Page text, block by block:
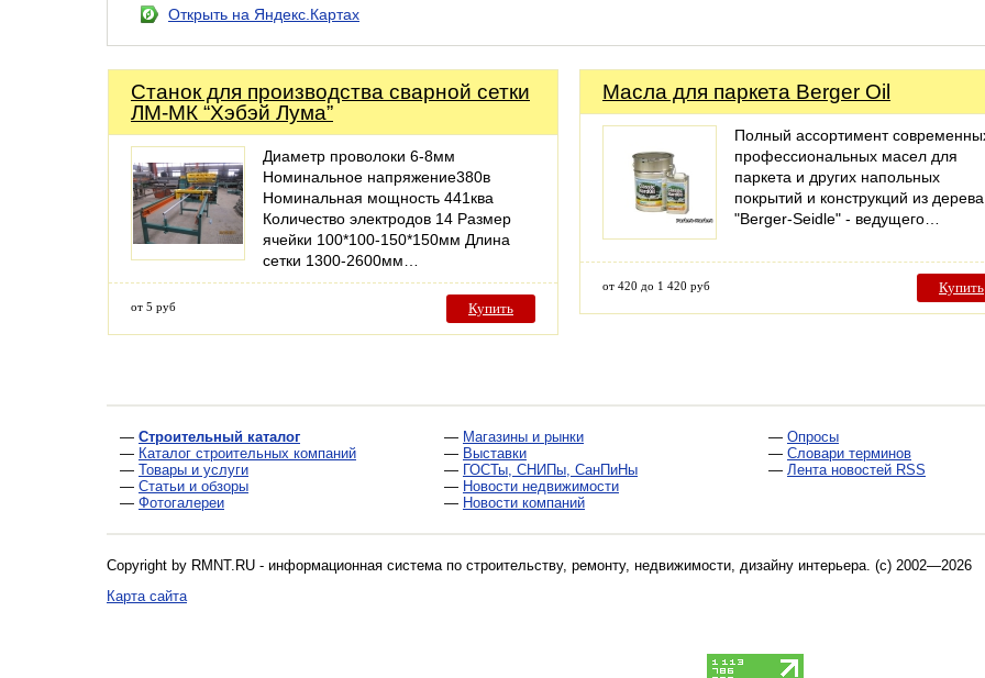
Открыть на Яндекс.Картах
Станок для производства сварной сетки
ЛМ-МК “Хэбэй Лума”
Диаметр проволоки 6-8мм
Номинальное напряжение380в
Номинальная мощность 441ква
Количество электродов 14 Размер
ячейки 100*100-150*150мм Длина
сетки 1300-2600мм…
от 5 руб Купить
Масла для паркета Berger Oil
Полный ассортимент
профессиональных масел для
паркета и других напольных
покрытий и конструкций из
"Berger-Seidle" - ведущего…
от 420 до 1 420 руб Купить
— Строительный каталог
— Каталог строительных компаний
— Товары и услуги
— Статьи и обзоры
— Фотогалереи
— Магазины и рынки
— Выставки
— ГОСТы, СНИПы, СанПиНы
— Новости недвижимости
— Новости компаний
— Опросы
— Словари терминов
— Лента новостей RSS
Copyright by RMNT.RU - информационная система по строительству, ремонту, недвижимости, дизайну интерьера. (c) 2002—2026
Карта сайта